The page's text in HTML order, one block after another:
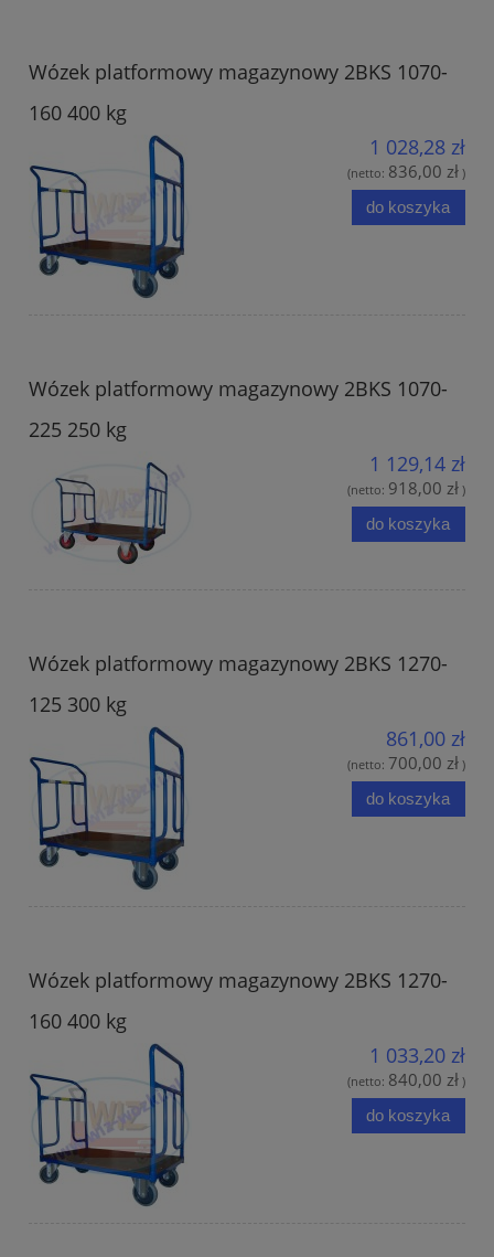
Wózek platformowy magazynowy 2BKS 1070-
160 400 kg
1 028,28 zł
(netto: 836,00 zł )
do koszyka
Wózek platformowy magazynowy 2BKS 1070-
225 250 kg
1 129,14 zł
(netto: 918,00 zł )
do koszyka
Wózek platformowy magazynowy 2BKS 1270-
125 300 kg
861,00 zł
(netto: 700,00 zł )
do koszyka
Wózek platformowy magazynowy 2BKS 1270-
160 400 kg
1 033,20 zł
(netto: 840,00 zł )
do koszyka